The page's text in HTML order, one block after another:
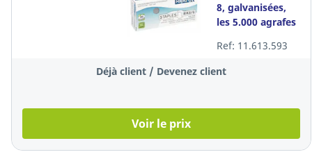
8, galvanisées,
les 5.000 agrafes
Ref: 11.613.593
Déjà client / Devenez client
Voir le prix